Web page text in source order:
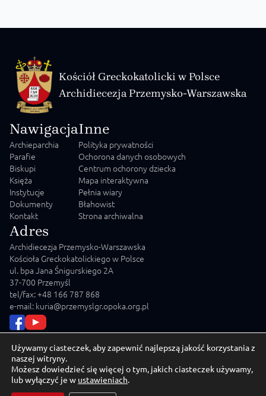
Kościół Greckokatolicki w Polsce
Archidiecezja Przemysko-Warszawska
Nawigacja
Archieparchia
Parafie
Biskupi
Księża
Instytucje
Dokumenty
Kontakt
Inne
Polityka prywatności
Ochorona danych osobowych
Centrum ochorony dziecka
Mapa interaktywna
Pełnia wiary
Błahowist
Strona archiwalna
Adres
Archidiecezja Przemysko-Warszawska
Kościoła Greckokatolickiego w Polsce
ul. bpa Jana Śnigurskiego 2A
37-700 Przemyśl
tel/fax: +48 166 787 868
e-mail: kuria@przemyslgr.opoka.org.pl
© 2026 Archidiecezja Przemysko-Warszawska Kościoła
Greckokatolickiego w Polsce
Używamy ciasteczek, aby zapewnić najlepszą jakość korzystania z
naszej witryny.
Możesz dowiedzieć się więcej o tym, jakich ciasteczek używamy,
lub wyłączyć je w ustawieniach.